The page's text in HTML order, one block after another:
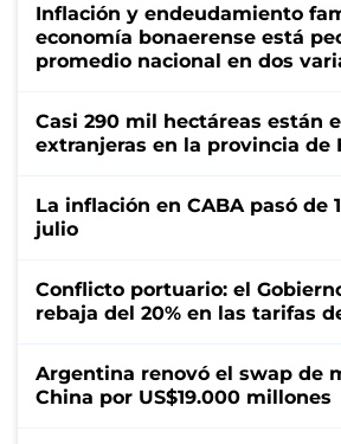
Inflación y endeudamiento
economía bonaerense está
promedio nacional en dos
Casi 290 mil hectáreas están
extranjeras en la provincia de
La inflación en CABA pasó de
julio
Conflicto portuario: el
rebaja del 20% en las tarifas
Argentina renovó el swap de
China por US$19.000 millones